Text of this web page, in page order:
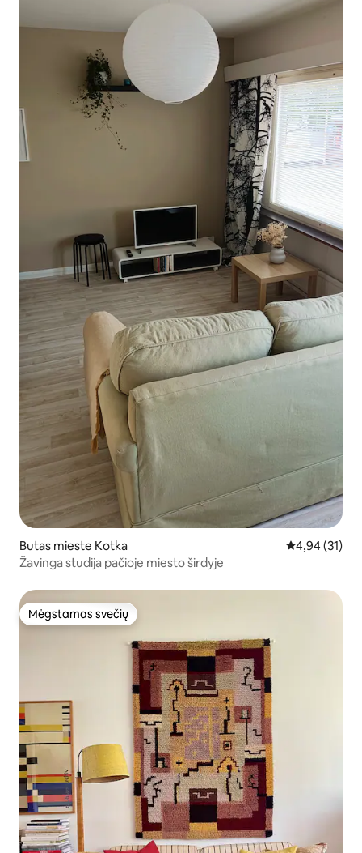
Butas mieste Kotka Vidutinis
4,94 (31)
Žavinga studija pačioje miesto širdyje
Mėgstamas svečių
Mėgstamas svečių